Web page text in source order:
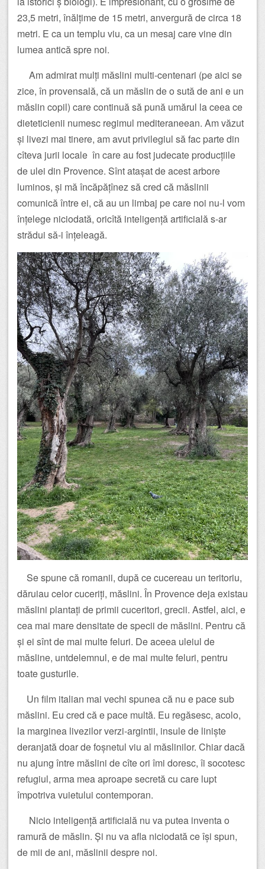
23,5 metri, înălțime de 15 metri, anvergură de circa 18
metri. E ca un templu viu, ca un mesaj care vine din
lumea antică spre noi.
Am admirat mulți măslini multi-centenari (pe aici se
zice, în provensală, că un măslin de o sută de ani e un
măslin copil) care continuă să pună umărul la ceea ce
dieteticienii numesc regimul mediteraneean. Am văzut
și livezi mai tinere, am avut privilegiul să fac parte din
cîteva jurii locale în care au fost judecate producțiile
de ulei din Provence. Sînt atașat de acest arbore
luminos, și mă încăpățînez să cred că măslinii
comunică între ei, că au un limbaj pe care noi nu-l vom
înțelege niciodată, oricîtă inteligență artificială s-ar
strădui să-i înțeleagă.
Se spune că romanii, după ce cucereau un teritoriu,
dăruiau celor cuceriți, măslini. În Provence deja existau
măslini plantați de primii cuceritori, grecii. Astfel, aici, e
cea mai mare densitate de specii de măslini. Pentru că
și ei sînt de mai multe feluri. De aceea uleiul de
măsline, untdelemnul, e de mai multe feluri, pentru
toate gusturile.
Un film italian mai vechi spunea că nu e pace sub
măslini. Eu cred că e pace multă. Eu regăsesc, acolo,
la marginea livezilor verzi-argintii, insule de liniște
deranjată doar de foșnetul viu al măslinilor. Chiar dacă
nu ajung între măslini de cîte ori îmi doresc, îi socotesc
refugiul, arma mea aproape secretă cu care lupt
împotriva vuietului contemporan.
Nicio inteligență artificială nu va putea inventa o
ramură de măslin. Și nu va afla niciodată ce își spun,
de mii de ani, măslinii despre noi.